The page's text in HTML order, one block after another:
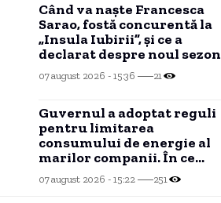
Când va naște Francesca
Sarao, fostă concurentă la
„Insula Iubirii”, și ce a
declarat despre noul sezon
al emisiunii de la Antena 1:
„Sunt sinceră”
07 august 2026 - 15:36 21
Guvernul a adoptat reguli
pentru limitarea
consumului de energie al
marilor companii. În ce
condiții poate interveni
Transelectrica?
07 august 2026 - 15:22 251